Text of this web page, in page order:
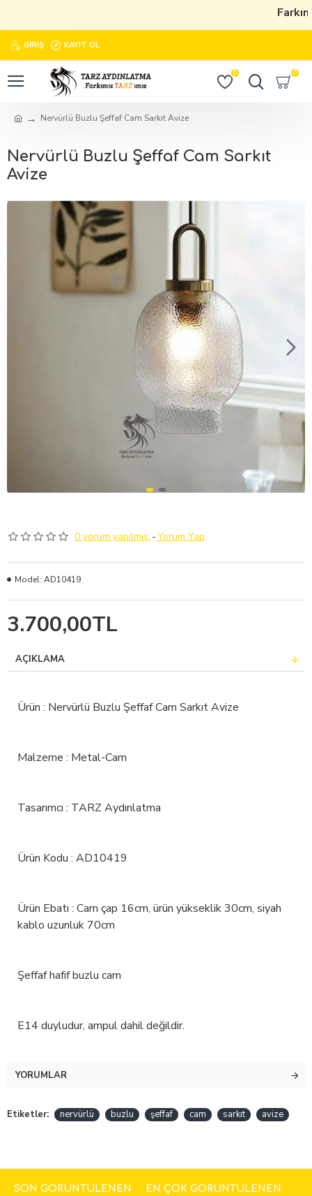
GIRIŞ KAYIT OL
0 0
Nervürlü Buzlu Şeffaf Cam Sarkıt Avize
Nervürlü Buzlu Şeffaf Cam Sarkıt
Avize
0 yorum yapılmış. -Yorum Yap
3.700,00TL
Model: AD10419
AÇIKLAMA
Ürün : Nervürlü Buzlu Şeffaf Cam Sarkıt Avize
Malzeme : Metal-Cam
Tasarımcı : TARZ Aydınlatma
Ürün Kodu : AD10419
Ürün Ebatı : Cam çap 16cm, ürün yükseklik 30cm, siyah
kablo uzunluk 70cm
Şeffaf hafif buzlu cam
E14 duyludur, ampul dahil değildir.
YORUMLAR
Etiketler: nervürlü buzlu şeffaf cam sarkıt avize
SON GÖRÜNTÜLENEN EN ÇOK GÖRÜNTÜLENEN